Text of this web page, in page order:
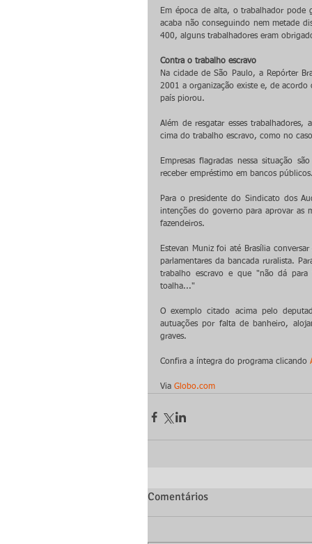
Em época de alta, o trabalhador pode
acaba não conseguindo nem metade
400, alguns trabalhadores eram
Contra o trabalho escravo
Na cidade de São Paulo, a Repórter
2001 a organização existe e, de
país piorou.
Além de resgatar esses
cima do trabalho escravo, como no
Empresas flagradas nessa situação
receber empréstimo em bancos públicos.
Para o presidente do Sindicato dos
intenções do governo para aprovar as
fazendeiros.
Estevan Muniz foi até Brasília
parlamentares da bancada ruralista.
trabalho escravo e que "não dá para
toalha..."
O exemplo citado acima pelo
autuações por falta de banheiro,
graves.
Confira a íntegra do programa clicando
Via Globo.com
Comentários